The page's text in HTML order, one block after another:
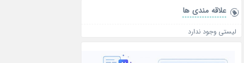
علاقه‌ مندی ها
لیستی وجود ندارد